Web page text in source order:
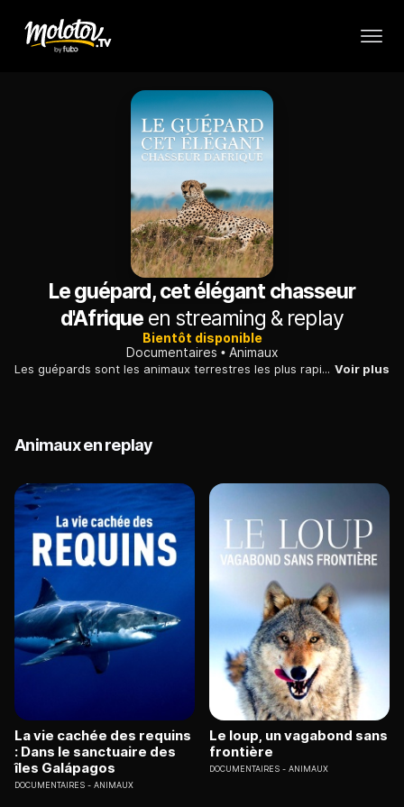
Le guépard, cet élégant chasseur
d'Afriqueen streaming & replay
Bientôt disponible
Documentaires
Animaux
Les guépards sont les animaux terrestres les plus rapides, mais leur existence est menacée, notamment celle des femelles qui mettent bas pour la première fois. Voir plus
Animaux en replay
La vie cachée des requins
: Dans le sanctuaire des
îles Galápagos
DOCUMENTAIRES ANIMAUX
Le loup, un vagabond sans
frontière
DOCUMENTAIRES ANIMAUX